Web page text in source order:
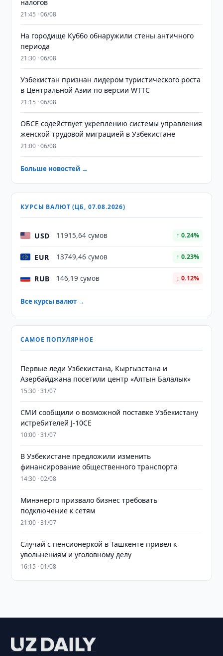
налогов
21:45 · 06/08
На городище Куббо обнаружили стены античного
периода
21:30 · 06/08
Узбекистан признан лидером туристического роста
в Центральной Азии по версии WTTC
21:15 · 06/08
ОБСЕ содействует укреплению системы управления
женской трудовой миграцией в Узбекистане
21:00 · 06/08
Больше новостей →
КУРСЫ ВАЛЮТ (ЦБ, 07.08.2026)
USD 11915,64 сумов ↑ 0.24%
EUR 13749,46 сумов ↑ 0.23%
RUB 146,19 сумов ↓ 0.12%
Все курсы валют →
САМОЕ ПОПУЛЯРНОЕ
Первые леди Узбекистана, Кыргызстана и
Азербайджана посетили центр «Алтын Балалык»
15:30 · 31/07
СМИ сообщили о возможной поставке Узбекистану
истребителей J-10CE
10:00 · 31/07
В Узбекистане предложили изменить
финансирование общественного транспорта
14:30 · 02/08
Минэнерго призвало бизнес требовать
подключение к сетям
21:00 · 31/07
Случай с пенсионеркой в Ташкенте привел к
увольнениям и уголовному делу
16:15 · 01/08